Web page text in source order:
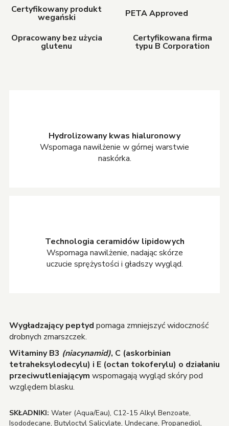
Certyfikowany produkt
wegański PETA Approved
Opracowany bez użycia
glutenu
Certyfikowana firma
typu B Corporation
Hydrolizowany kwas hialuronowy
Wspomaga nawilżenie w górnej warstwie
naskórka.
Technologia ceramidów lipidowych
Wspomaga nawilżenie, nadając skórze
uczucie sprężystości i gładszy wygląd.
Wygładzający peptyd pomaga zmniejszyć widoczność
drobnych zmarszczek.
Witaminy B3 (niacynamid), C (askorbinian
tetraheksylodecylu) i E (octan tokoferylu) o działaniu
przeciwutleniającym wspomagają wygląd skóry pod
względem blasku.
SKŁADNIKI: Water (Aqua/Eau), C12-15 Alkyl Benzoate,
Isododecane, Butyloctyl Salicylate, Undecane, Propanediol,